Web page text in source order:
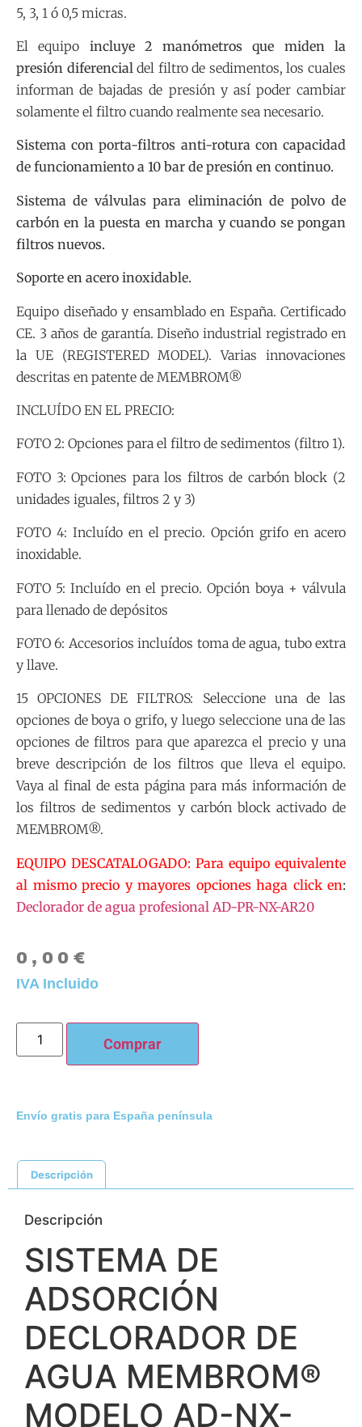
5, 3, 1 ó 0,5 micras.
El equipo incluye 2 manómetros que miden la
presión diferencialdel filtro de sedimentos, los cuales
informan de bajadas de presión y así poder cambiar
solamente el filtro cuando realmente sea necesario.
Sistema con porta-filtros anti-rotura con capacidad
de funcionamiento a 10 bar de presión en continuo.
Sistema de válvulas para eliminación de polvo de
carbón en la puesta en marcha y cuando se pongan
filtros nuevos.
Soporte en acero inoxidable.
Equipo diseñado y ensamblado en España. Certificado
CE. 3 años de garantía. Diseño industrial registrado en
la UE (REGISTERED MODEL). Varias innovaciones
descritas en patente de MEMBROM®
INCLUÍDO EN EL PRECIO:
FOTO 2: Opciones para el filtro de sedimentos (filtro 1).
FOTO 3: Opciones para los filtros de carbón block (2
unidades iguales, filtros 2 y 3)
FOTO 4: Incluído en el precio. Opción grifo en acero
inoxidable.
FOTO 5: Incluído en el precio. Opción boya + válvula
para llenado de depósitos
FOTO 6: Accesorios incluídos toma de agua, tubo extra
y llave.
15 OPCIONES DE FILTROS: Seleccione una de las
opciones de boya o grifo, y luego seleccione una de las
opciones de filtros para que aparezca el precio y una
breve descripción de los filtros que lleva el equipo.
Vaya al final de esta página para más información de
los filtros de sedimentos y carbón block activado de
MEMBROM®.
EQUIPO DESCATALOGADO: Para equipo equivalente
al mismo precio y mayores opciones haga click en:
Declorador de agua profesional AD-PR-NX-AR20
0,00 €
IVA Incluido
Comprar
Envío gratis para España península
Descripción
Descripción
SISTEMA DE
ADSORCIÓN
DECLORADOR DE
AGUA MEMBROM®
MODELO AD-NX-